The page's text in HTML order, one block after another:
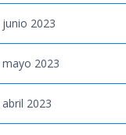
junio 2023
mayo 2023
abril 2023